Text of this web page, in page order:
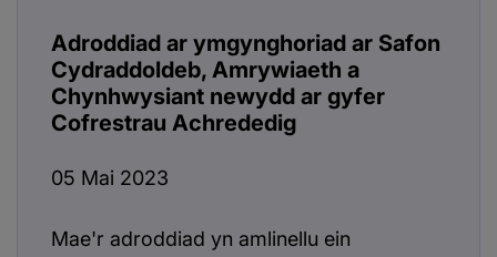
Adroddiad ar ymgynghoriad ar Safon
Cydraddoldeb, Amrywiaeth a
Chynhwysiant newydd ar gyfer
Cofrestrau Achrededig
05 Mai 2023
Mae'r adroddiad yn amlinellu ein